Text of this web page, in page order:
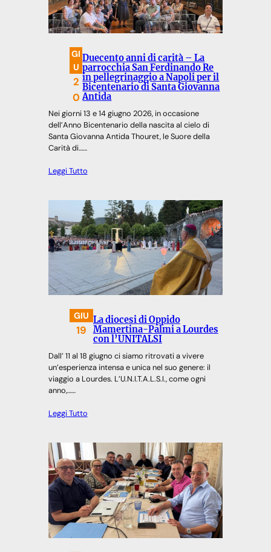
GI
U
2
0
Duecento anni di carità – La
parrocchia San Ferdinando Re
in pellegrinaggio a Napoli per il
Bicentenario di Santa Giovanna
Antida
Nei giorni 13 e 14 giugno 2026, in occasione
dell’Anno Bicentenario della nascita al cielo di
Santa Giovanna Antida Thouret, le Suore della
Carità di……
Leggi Tutto
GIU
19
La diocesi di Oppido
Mamertina-Palmi a Lourdes
con l’UNITALSI
Dall’ 11 al 18 giugno ci siamo ritrovati a vivere
un’esperienza intensa e unica nel suo genere: il
viaggio a Lourdes. L’U.N.I.T.A.L.S.I., come ogni
anno,……
Leggi Tutto